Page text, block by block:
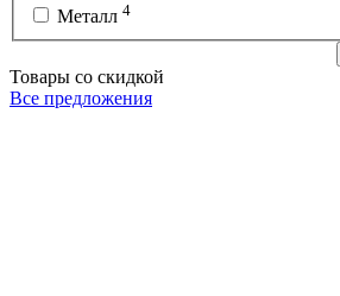
Металл 4
Товары со скидкой
Все предложения